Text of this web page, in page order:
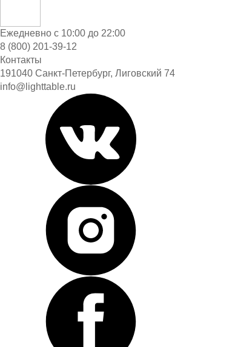
Ежедневно с 10:00 до 22:00
8 (800) 201-39-12
Контакты
191040 Санкт-Петербург, Лиговский 74
info@lighttable.ru